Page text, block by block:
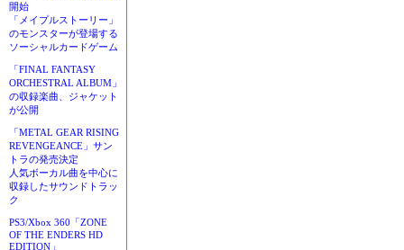
開始
「メイプルストーリー」
のモンスターが登場する
ソーシャルカードゲーム
「FINAL FANTASY
ORCHESTRAL ALBUM」
の収録楽曲、ジャケット
が公開
「METAL GEAR RISING
REVENGEANCE」サン
トラの発売決定
人気ボーカル曲を中心に
収録したサウンドトラッ
ク
PS3/Xbox 360「ZONE
OF THE ENDERS HD
EDITION」